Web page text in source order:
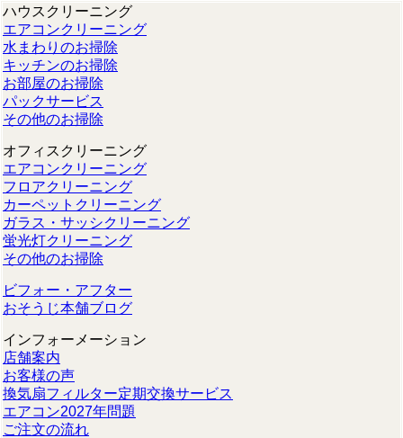
ハウスクリーニング
エアコンクリーニング
水まわりのお掃除
キッチンのお掃除
お部屋のお掃除
パックサービス
その他のお掃除
オフィスクリーニング
エアコンクリーニング
フロアクリーニング
カーペットクリーニング
ガラス・サッシクリーニング
蛍光灯クリーニング
その他のお掃除
ビフォー・アフター
おそうじ本舗ブログ
インフォーメーション
店舗案内
お客様の声
換気扇フィルター定期交換サービス
エアコン2027年問題
ご注文の流れ